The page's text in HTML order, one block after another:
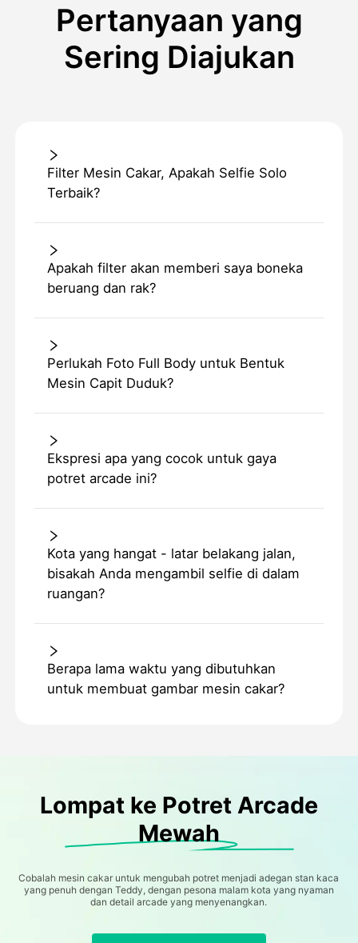
Pertanyaan yang
Sering Diajukan
Filter Mesin Cakar, Apakah Selfie Solo
Terbaik?
Apakah filter akan memberi saya boneka
beruang dan rak?
Perlukah Foto Full Body untuk Bentuk
Mesin Capit Duduk?
Ekspresi apa yang cocok untuk gaya
potret arcade ini?
Kota yang hangat - latar belakang jalan,
bisakah Anda mengambil selfie di dalam
ruangan?
Berapa lama waktu yang dibutuhkan
untuk membuat gambar mesin cakar?
Lompat ke Potret Arcade
Mewah
Cobalah mesin cakar untuk mengubah potret menjadi adegan stan kaca
yang penuh dengan Teddy, dengan pesona malam kota yang nyaman
dan detail arcade yang menyenangkan.